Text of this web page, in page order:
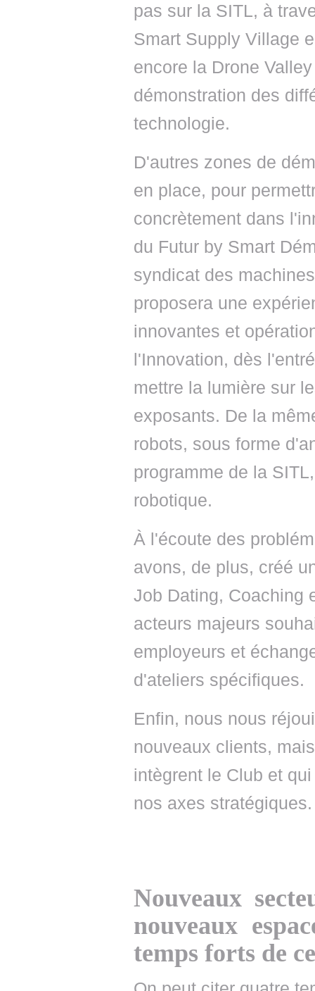
pas sur la SITL, à
Smart Supply Village
encore la Drone
démonstration des
technologie.
D'autres zones de
en place, pour
concrètement dans
du Futur by Smart
syndicat des
proposera une
innovantes et
l'Innovation, dès
mettre la lumière sur
exposants. De la
robots, sous forme
programme de la
robotique.
À l'écoute des
avons, de plus, créé
Job Dating, Coaching
acteurs majeurs
employeurs et
d'ateliers spécifiques.
Enfin, nous nous
nouveaux clients,
intègrent le Club et
nos axes stratégiques.
Nouveaux
nouveaux
temps forts de